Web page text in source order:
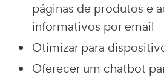
páginas de produtos e
informativos por email
Otimizar para
Oferecer um chatbot